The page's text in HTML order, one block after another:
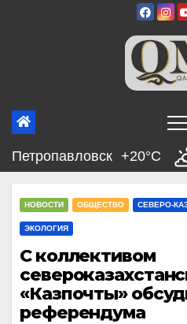
Петропавловск +20°C
НОВОСТИ ОБЩЕСТВО СЕВЕРО-
ЭКОЛОГИЯ
С коллективом
«Казпочты»
референдума